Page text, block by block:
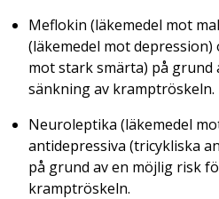
Meflokin (läkemedel mot
(läkemedel mot depression)
mot stark smärta) på
sänkning av kramptröskeln.
Neuroleptika (läkemedel
antidepressiva (tricykliska
på grund av en möjlig risk
kramptröskeln.